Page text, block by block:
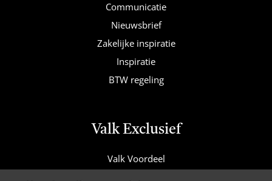
Communicatie
Nieuwsbrief
Zakelijke inspiratie
Inspiratie
BTW regeling
Valk Exclusief
Valk Voordeel